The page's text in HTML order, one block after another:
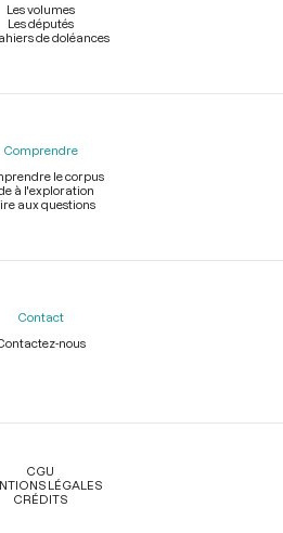
Les volumes
Les députés
de doléances
Comprendre
le corpus
à l'exploration
aux questions
Contact
nous
CGU
LÉGALES
CRÉDITS